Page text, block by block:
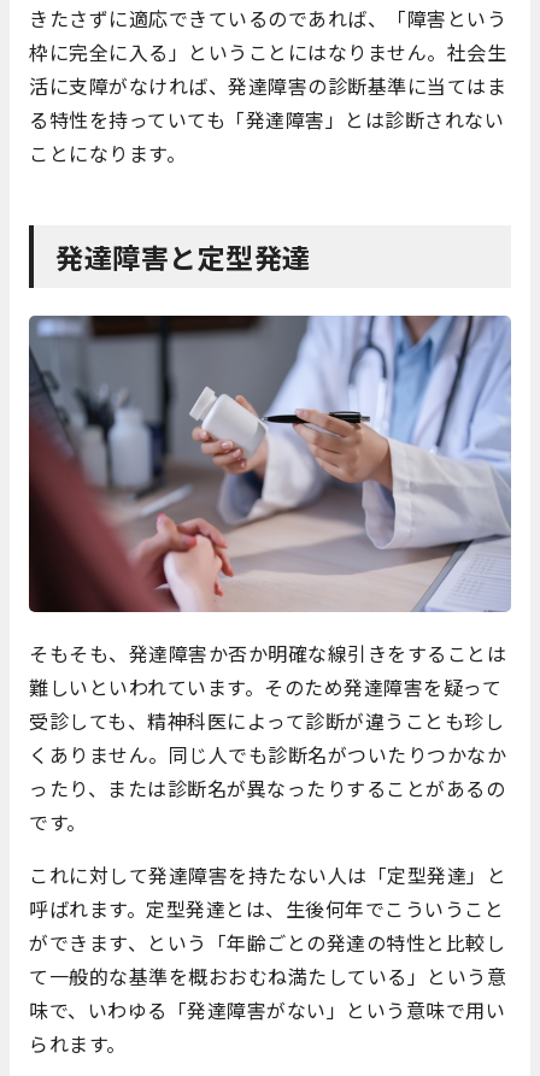
きたさずに適応できているのであれば、「障害という
枠に完全に入る」ということにはなりません。社会生
活に支障がなければ、発達障害の診断基準に当てはま
る特性を持っていても「発達障害」とは診断されない
ことになります。
発達障害と定型発達
そもそも、発達障害か否か明確な線引きをすることは
難しいといわれています。そのため発達障害を疑って
受診しても、精神科医によって診断が違うことも珍し
くありません。同じ人でも診断名がついたりつかなか
ったり、または診断名が異なったりすることがあるの
です。
これに対して発達障害を持たない人は「定型発達」と
呼ばれます。定型発達とは、生後何年でこういうこと
ができます、という「年齢ごとの発達の特性と比較し
て一般的な基準を概おおむね満たしている」という意
味で、いわゆる「発達障害がない」という意味で用い
られます。